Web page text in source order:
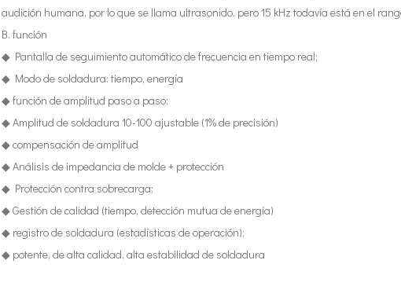
audición humana, por lo que se llama ultrasonido, pero 15 kHz todavía está en el
B. función
◆ Pantalla de seguimiento automático de frecuencia en tiempo real;
◆ Modo de soldadura: tiempo, energía
◆ función de amplitud paso a paso;
◆ Amplitud de soldadura 10-100 ajustable (1% de precisión)
◆ compensación de amplitud
◆ Análisis de impedancia de molde + protección
◆ Protección contra sobrecarga;
◆ Gestión de calidad (tiempo, detección mutua de energía)
◆ registro de soldadura (estadísticas de operación);
◆ potente, de alta calidad, alta estabilidad de soldadura